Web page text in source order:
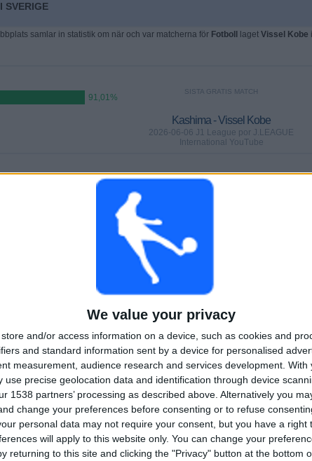
We value your privacy
store and/or access information on a device, such as cookies and
and standard information sent by a device for personalised
measurement, audience research and services development. With
use precise geolocation data and identification through device
1538 partners’ processing as described above. Alternatively you
change your preferences before consenting or to refuse
personal data may not require your consent, but you have a right
will apply to this website only. You can change your
returning to this site and clicking the "Privacy" button at the bottom
SVERIGE
samlar in statistik om när och var matcherna för Fotboll laget Vissel Kobe i
91,01%
SISTA GRATIS MATCH
Kashima - Vissel Kobe
2026-06-06 J1 League por J.LEAGUE
International YouTube
DAGAR
MATCH
0
KONTINUERLIGT
BETALD
37
MOTSTÅNDARE
MAXIMALT
5
VS Kashima
5
TÄVLINGAR
RANKNING EFTER TÄVLINGAR
J1 League
64 (71,91%)
AFC Champions League
20 (22,47%)
YBC Levain Cup
2 (2,25%)